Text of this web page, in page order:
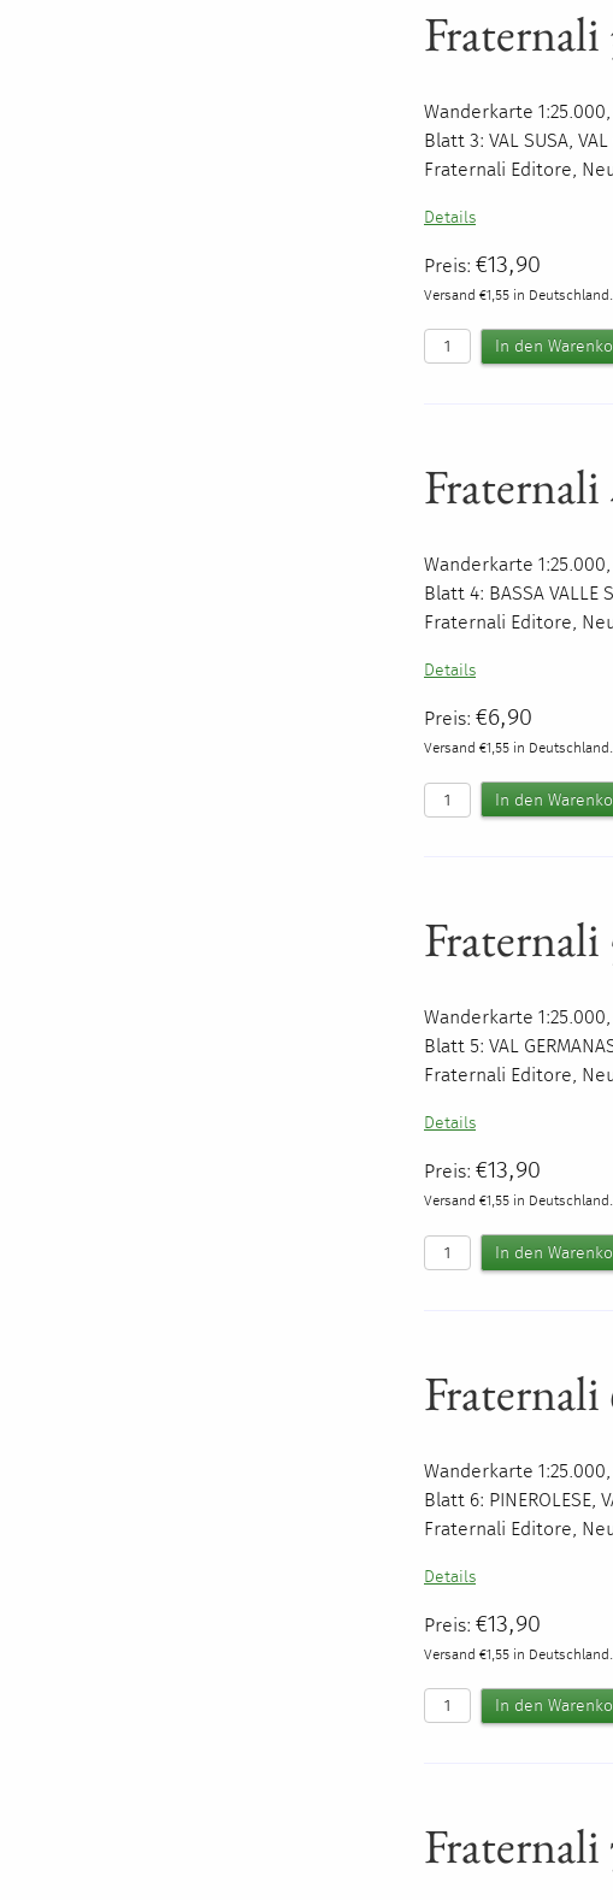
Fraternali
Wanderkarte
Blatt 3: VAL SUSA VAL
Fraternali Editore,
Details
Preis: €13,90
Versand €1,55 in
Wanderkarte
Blatt 4: BASSA VALLE
Fraternali Editore,
Details
Preis: €6,90
Versand €1,55 in
Fraternali
Wanderkarte
Blatt 5: VAL
Fraternali Editore,
Details
Preis: €13,90
Versand €1,55 in
Fraternali
Wanderkarte
Blatt 6: PINEROLESE,
Fraternali Editore,
Details
Preis: €13,90
Versand €1,55 in
Fraternali